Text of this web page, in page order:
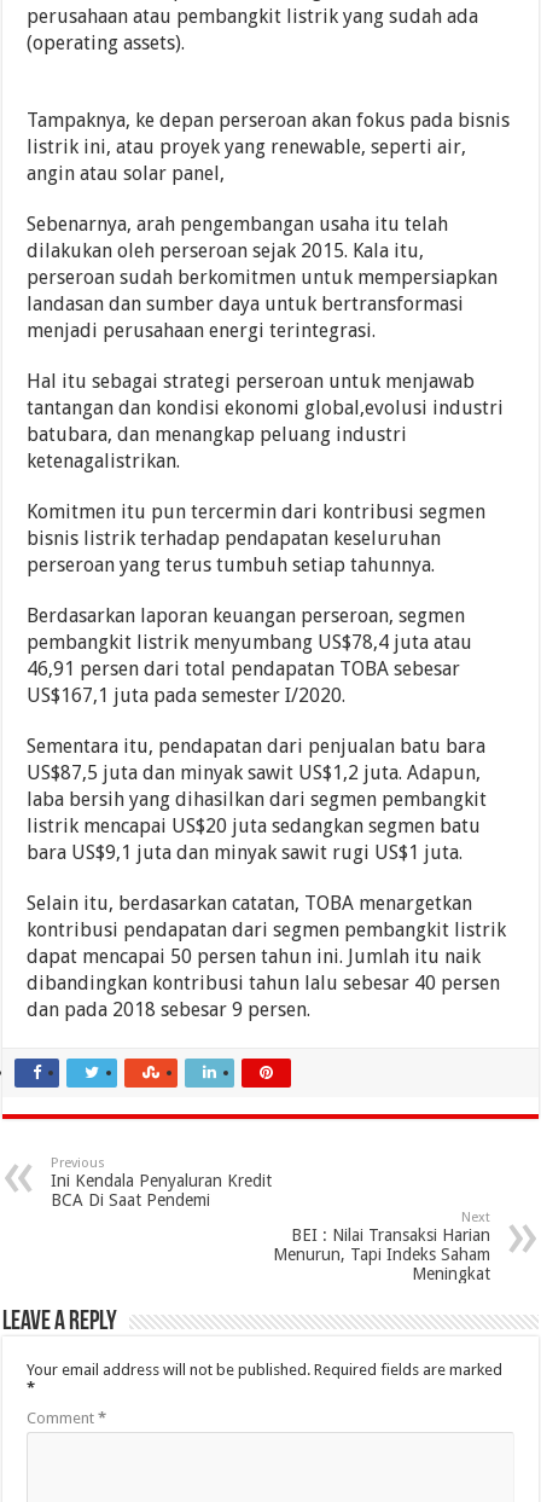
perusahaan atau pembangkit listrik yang sudah ada
(operating assets).
Tampaknya, ke depan perseroan akan fokus pada bisnis
listrik ini, atau proyek yang renewable, seperti air,
angin atau solar panel,
Sebenarnya, arah pengembangan usaha itu telah
dilakukan oleh perseroan sejak 2015. Kala itu,
perseroan sudah berkomitmen untuk mempersiapkan
landasan dan sumber daya untuk bertransformasi
menjadi perusahaan energi terintegrasi.
Hal itu sebagai strategi perseroan untuk menjawab
tantangan dan kondisi ekonomi global,evolusi industri
batubara, dan menangkap peluang industri
ketenagalistrikan.
Komitmen itu pun tercermin dari kontribusi segmen
bisnis listrik terhadap pendapatan keseluruhan
perseroan yang terus tumbuh setiap tahunnya.
Berdasarkan laporan keuangan perseroan, segmen
pembangkit listrik menyumbang US$78,4 juta atau
46,91 persen dari total pendapatan TOBA sebesar
US$167,1 juta pada semester I/2020.
Sementara itu, pendapatan dari penjualan batu bara
US$87,5 juta dan minyak sawit US$1,2 juta. Adapun,
laba bersih yang dihasilkan dari segmen pembangkit
listrik mencapai US$20 juta sedangkan segmen batu
bara US$9,1 juta dan minyak sawit rugi US$1 juta.
Selain itu, berdasarkan catatan, TOBA menargetkan
kontribusi pendapatan dari segmen pembangkit listrik
dapat mencapai 50 persen tahun ini. Jumlah itu naik
dibandingkan kontribusi tahun lalu sebesar 40 persen
dan pada 2018 sebesar 9 persen.
Previous
Ini Kendala Penyaluran Kredit
BCA Di Saat Pendemi
Next
BEI : Nilai Transaksi Harian
Menurun, Tapi Indeks Saham
Meningkat
Leave a Reply
Your email address will not be published. Required fields are marked
*
Comment*